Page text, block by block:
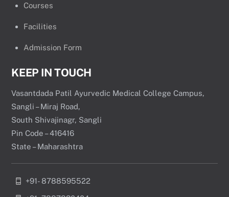
Courses
Facilities
Admission Form
KEEP IN TOUCH
Vasantdada Patil Ayurvedic Medical College Campus,
Sangli – Miraj Road,
South Shivajinagr, Sangli
Pin Code – 416416
State – Maharashtra
+91- 8788595522